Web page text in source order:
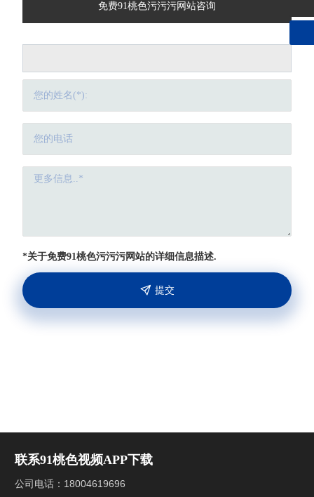
免费91桃色污污污网站咨询
*关于免费91桃色污污污网站的详细信息描述.
提交
联系91桃色视频APP下载
公司电话： 18004619696